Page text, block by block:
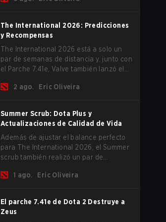
The International 2026: Predicciones
y Recompensas
The International 2026 está a solo un
par de semanas de distancia y, junto con
el Parche 7.41e, Valve también lanzó el
tus predicciones para la Fase de Grupos
2 ago. Eric Oliveira
Summer Scrub: Dota Plus y
Actualizaciones de Calidad de Vida
Además de ajustar el balance perfecto
para The International 2026, el Summer
scrub también realizó un par de
importantes. Los suscriptores de Dota
jugadores pueden vincular teclas de
acceso rápido para unidades que no
1 ago. Eric Oliveira
El parche 7.41e de Dota 2 Destruye a
Zeus